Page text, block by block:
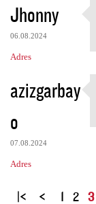
Jhonny
06.08.2024
Adres
azizgarbay
o
07.08.2024
Adres
S
1 2 3